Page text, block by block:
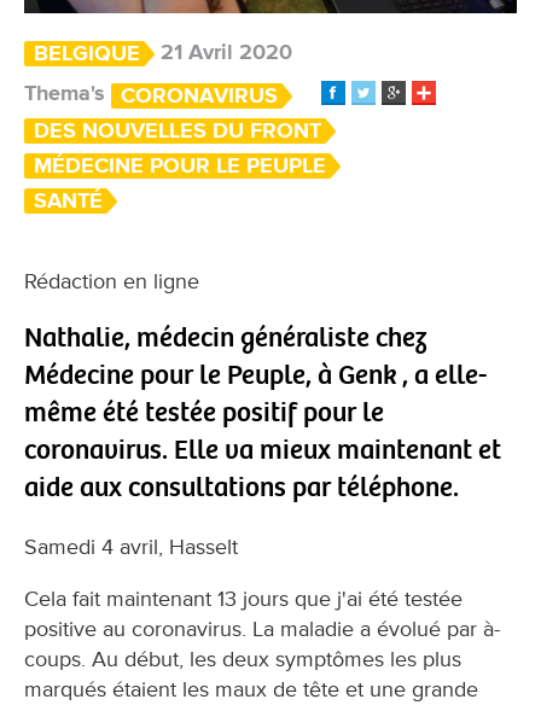
BELGIQUE
21 Avril 2020
Thema's
CORONAVIRUS
DES NOUVELLES DU FRONT
MÉDECINE POUR LE PEUPLE
SANTÉ
Rédaction en ligne
Nathalie, médecin généraliste chez
Médecine pour le Peuple, à Genk , a elle-
même été testée positif pour le
coronavirus. Elle va mieux maintenant et
aide aux consultations par téléphone.
Samedi 4 avril, Hasselt
Cela fait maintenant 13 jours que j'ai été testée
positive au coronavirus. La maladie a évolué par à-
coups. Au début, les deux symptômes les plus
marqués étaient les maux de tête et une grande